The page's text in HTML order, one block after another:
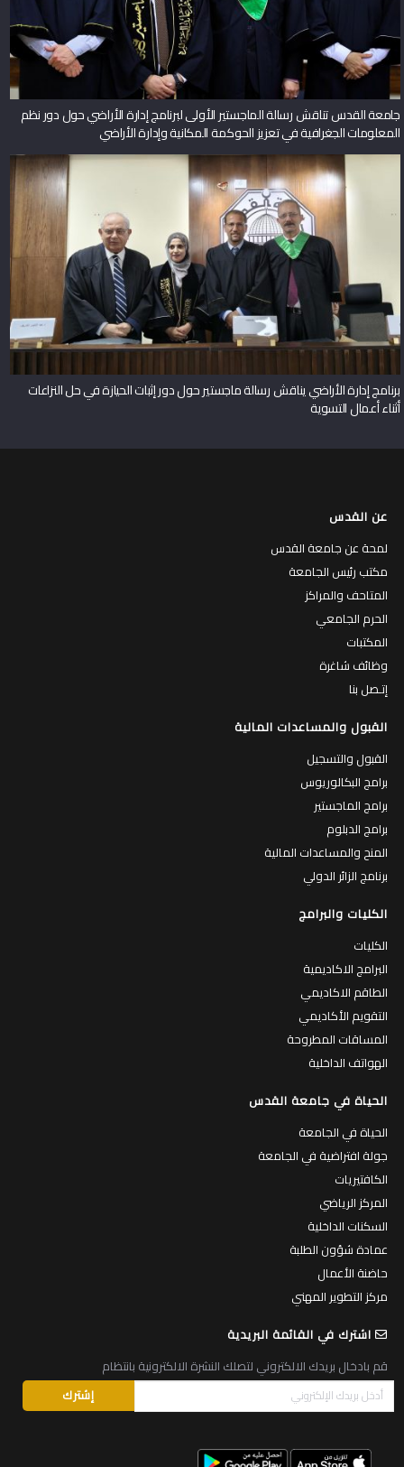
جامعة القدس تناقش رسالة الماجستير الأولى لبرنامج إدارة الأراضي حول دور نظم
المعلومات الجغرافية في تعزيز الحوكمة المكانية وإدارة الأراضي
برنامج إدارة الأراضي يناقش رسالة ماجستير حول دور إثبات الحيازة في حل النزاعات
أثناء أعمال التسوية
عن القدس
لمحة عن جامعة القدس
مكتب رئيس الجامعة
المتاحف والمراكز
الحرم الجامعي
المكتبات
وظائف شاغرة
إتـصل بنا
القبول والمساعدات المالية
القبول والتسجيل
برامج البكالوريوس
برامج الماجستير
برامج الدبلوم
المنح والمساعدات المالية
برنامج الزائر الدولي
الكليات والبرامج
الكليات
البرامج الاكاديمية
الطاقم الاكاديمي
التقويم الأكاديمي
المساقات المطروحة
الهواتف الداخلية
الحياة في جامعة القدس
الحياة في الجامعة
جولة افتراضية في الجامعة
الكافتيريات
المركز الرياضي
السكنات الداخلية
عمادة شؤون الطلبة
حاضنة الأعمال
مركز التطوير المهني
اشترك في القائمة البريدية
قم بادخال بريدك الالكتروني لتصلك النشرة الالكترونية بانتظام